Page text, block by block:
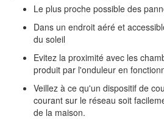
Le plus proche possible des
Dans un endroit aéré et
du soleil
Evitez la proximité avec les
produit par l'onduleur en
Veillez à ce qu'un dispositif de
courant sur le réseau soit
de la maison.